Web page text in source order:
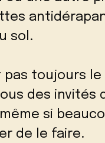
sol.
pas toujours
des invités
si
de le faire.